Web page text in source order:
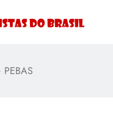
PEBAS